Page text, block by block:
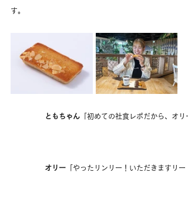
す。
ともちゃん 「初めての社食レポだから、オ
オリー 「やったリンリー！いただきますリー